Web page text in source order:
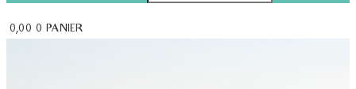
0,00 0 PANIER